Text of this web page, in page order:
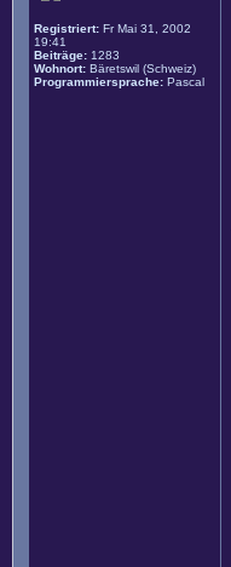
Registriert: Fr Mai 31, 2002
19:41
Beiträge: 1283
Wohnort: Bäretswil (Schweiz)
Programmiersprache: Pascal